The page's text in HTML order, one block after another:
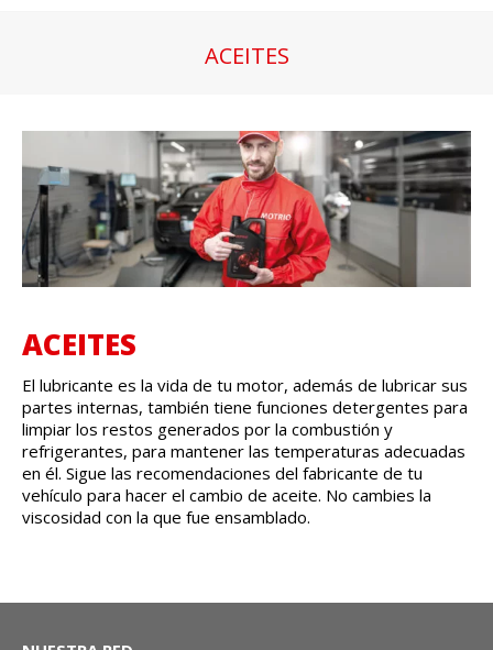
ACEITES
ACEITES
El lubricante es la vida de tu motor, además de lubricar sus
partes internas, también tiene funciones detergentes para
limpiar los restos generados por la combustión y
refrigerantes, para mantener las temperaturas adecuadas
en él. Sigue las recomendaciones del fabricante de tu
vehículo para hacer el cambio de aceite. No cambies la
viscosidad con la que fue ensamblado.